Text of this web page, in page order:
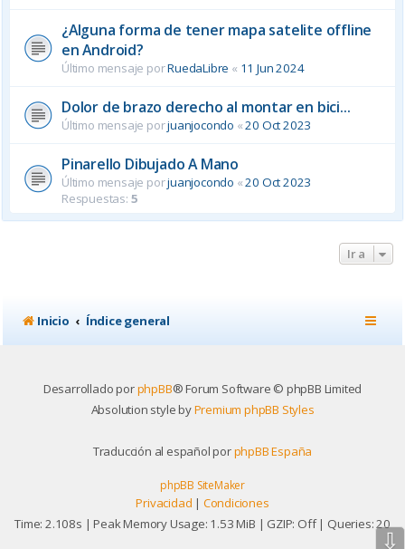
¿Alguna forma de tener mapa satelite offline
en Android?
Último mensaje porRuedaLibre « 11 Jun 2024
Dolor de brazo derecho al montar en bici...
Último mensaje porjuanjocondo «20 Oct 2023
Pinarello Dibujado A Mano
Último mensaje porjuanjocondo «20 Oct 2023
Respuestas: 5
Ir a
Inicio Índice general
Desarrollado porphpBB® Forum Software © phpBB Limited
Absolution style byPremium phpBB Styles
Traducción al español porphpBB España
phpBB SiteMaker
Privacidad | Condiciones
Time: 2.108s | Peak Memory Usage: 1.53 MiB | GZIP: Off | Queries: 20
⇩